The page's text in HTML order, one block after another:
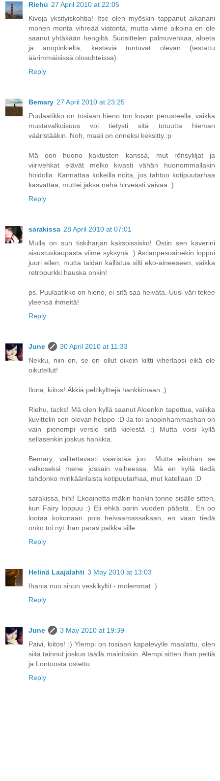
Riehu 27 April 2010 at 22:05
Kivoja yksityiskohtia! Itse olen myöskin tappanut aikanani
monen monta vihreää viatonta, mutta viime aikoina en ole
saanut yhtäkään hengiltä. Suosittelen palmuvehkaa, aloeta
ja anopinkieltä, kestäviä tuntuvat olevan (testattu
äärimmäisissä olosuhteissa).
Reply
Bemary 27 April 2010 at 23:25
Puulaatikko on tosiaan hieno ton kuvan perusteella, vaikka
mustavalkoisuus voi tietysti sitä totuutta hieman
vääristääkin. Noh, maali on onneksi keksitty.:p
Mä oon huono kaktusten kanssa, mut rönsyliljat ja
viirivehkat elävät melko kivasti vähän huonommallakin
hoidolla. Kannattaa kokeilla noita, jos tahtoo kotipuutarhaa
kasvattaa, muttei jaksa nähä hirveästi vaivaa.:)
Reply
sarakissa 28 April 2010 at 07:01
Mulla on sun tiskiharjan kaksoissisko! Ostin sen kaverini
sisustuskaupasta viime syksynä :) Astianpesuainekin loppui
juuri eilen, mutta taidan kallistua silti eko-aineeseen, vaikka
retropurkki hauska onkin!
ps. Puulaatikko on hieno, ei sitä saa heivata. Uusi väri tekee
yleensä ihmeitä!
Reply
June
30 April 2010 at 11:33
Nekku, niin on, se on ollut oikein kiltti viherlapsi eikä ole
oikutellut!
Ilona, kiitos! Äkkiä peltikylttejä hankkimaan ;)
Riehu, tacks! Mä olen kyllä saanut Aloenkin tapettua, vaikka
kuvittelin sen olevan helppo :D Ja toi anopinhammashan on
vain pienempi versio siitä kielestä :) Mutta voisi kyllä
sellasenkin joskus hankkia.
Bemary, valitettavasti vääristää joo.. Mutta eiköhän se
valkoseksi mene jossain vaiheessa. Mä en kyllä tiedä
tahdonko minkäänlaista kotipuutarhaa, mut katellaan :D
sarakissa, hihi! Ekoainetta mäkin hankin tonne sisälle sitten,
kun Fairy loppuu :) Eli ehkä parin vuoden päästä.. En oo
lootaa kokonaan pois heivaamassakaan, en vaan tiedä
onko toi nyt ihan paras paikka sille.
Reply
Helinä Laajalahti 3 May 2010 at 13:03
Ihania nuo sinun veskikyltit - molemmat :)
Reply
June
3 May 2010 at 19:39
Paivi, kiitos! :) Ylempi on tosiaan kapalevylle maalattu, olen
siitä tainnut joskus täällä mainitakin. Alempi sitten ihan peltiä
ja Lontoosta ostettu.
Reply